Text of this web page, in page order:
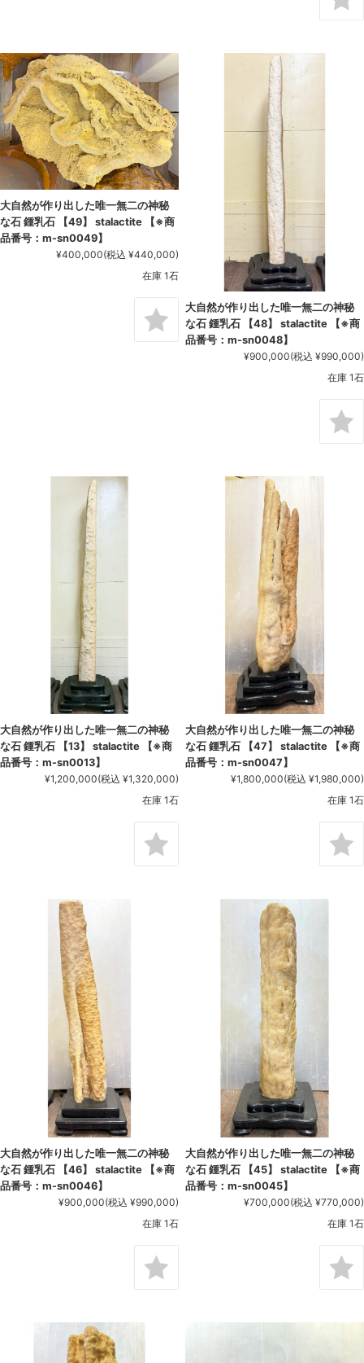
大自然が作り出した唯一無二の神秘
な石 鍾乳石 【49】 stalactite 【※商
品番号：m-sn0049】
¥400,000(税込 ¥440,000)
在庫 1石
大自然が作り出した唯一無二の神秘
な石 鍾乳石 【48】 stalactite 【※商
品番号：m-sn0048】
¥900,000(税込 ¥990,000)
在庫 1石
大自然が作り出した唯一無二の神秘
な石 鍾乳石 【13】 stalactite 【※商
品番号：m-sn0013】
¥1,200,000(税込 ¥1,320,000)
在庫 1石
大自然が作り出した唯一無二の神秘
な石 鍾乳石 【47】 stalactite 【※商
品番号：m-sn0047】
¥1,800,000(税込 ¥1,980,000)
在庫 1石
大自然が作り出した唯一無二の神秘
な石 鍾乳石 【46】 stalactite 【※商
品番号：m-sn0046】
¥900,000(税込 ¥990,000)
在庫 1石
大自然が作り出した唯一無二の神秘
な石 鍾乳石 【45】 stalactite 【※商
品番号：m-sn0045】
¥700,000(税込 ¥770,000)
在庫 1石